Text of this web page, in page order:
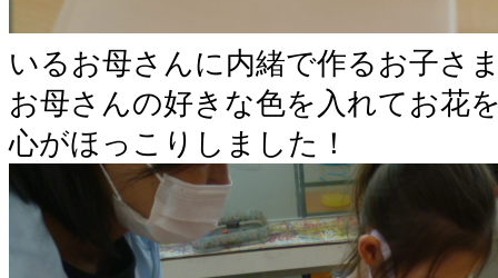
いるお母さんに内緒で作るお子さ
お母さんの好きな色を入れてお花
心がほっこりしました！